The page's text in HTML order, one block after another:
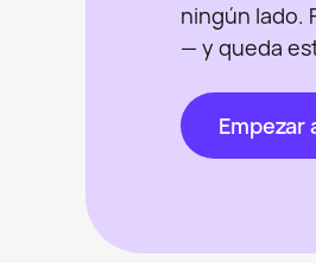
ningún lado.
— y queda
Empezar